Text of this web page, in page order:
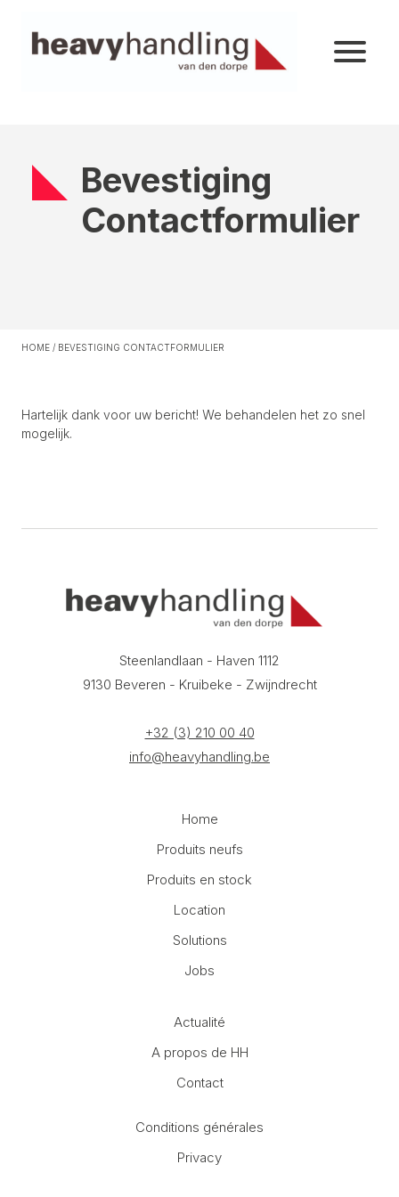
Bevestiging
Contactformulier
HOME / BEVESTIGING CONTACTFORMULIER
Hartelijk dank voor uw bericht! We behandelen het zo snel
mogelijk.
Steenlandlaan - Haven 1112
9130 Beveren - Kruibeke - Zwijndrecht
+32 (3) 210 00 40
info@heavyhandling.be
Home
Produits neufs
Produits en stock
Location
Solutions
Jobs
Actualité
A propos de HH
Contact
Conditions générales
Privacy